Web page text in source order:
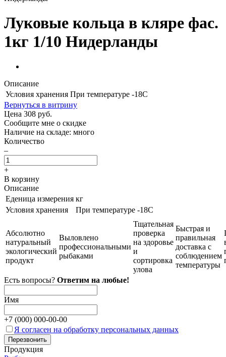
Луковые кольца в кляре фас.
1кг 1/10 Нидерланды
Описание
Условия хранения При температуре -18С
Вернуться в витрину
Цена 308 руб.
Сообщите мне о скидке
Наличие на складе: много
Количество
–
+
В корзину
Описание
Еденица измерения кг
Условия хранения
При температуре -18С
Абсолютно
натуральный
экологический
продукт
Выловлено
профессиональными
рыбаками
Тщательная
проверка
на здоровье
и
сортировка
улова
Быстрая и
правильная
доставка с
соблюдением
температуры
Есть вопросы? Ответим на любые!
Имя
+7 (000) 000-00-00
Я согласен на обработку персональных данных
Продукция